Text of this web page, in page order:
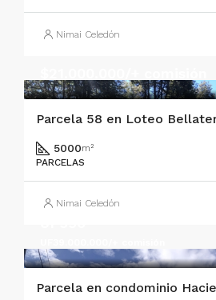
Nimai Celedón
Parcela 58 en Loteo
5000m²
PARCELAS
Nimai Celedón
Parcela en condominio